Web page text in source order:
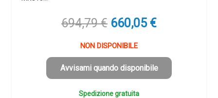
694,79€ Il
originale
era:
694,79 €.
660,05 €Il
è:
660,05 €.
NON DISPONIBILE
Avvisami quando disponibile
Spedizione gratuita